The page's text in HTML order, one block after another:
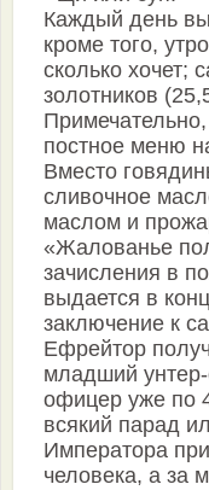
Каждый день
кроме того,
сколько хочет;
золотников
постное меню
Вместо
сливочное
маслом и
«Жалованье
зачисления в
выдается в
заключение к
Ефрейтор
младший
офицер уже по
всякий парад
Императора
человека, а за